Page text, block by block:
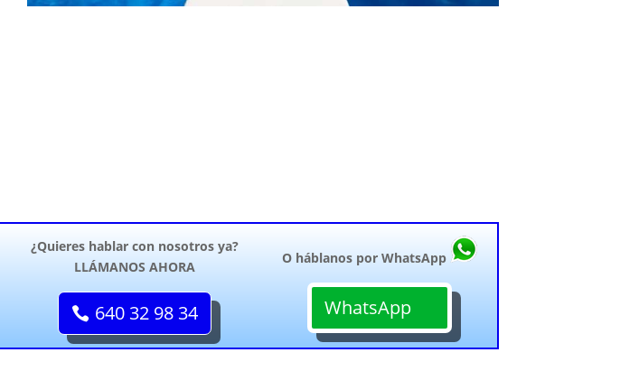
¿Quieres hablar con nosotros ya?
LLÁMANOS AHORA
640 32 98 34
O háblanos por WhatsApp
WhatsApp